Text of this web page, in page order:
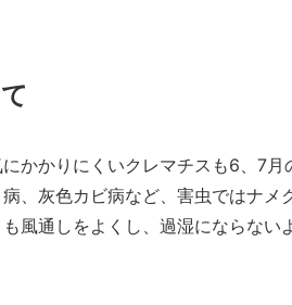
かかりにくいクレマチスも6、7
、灰色カビ病など、害虫ではナメ
風通しをよくし、過湿にならない